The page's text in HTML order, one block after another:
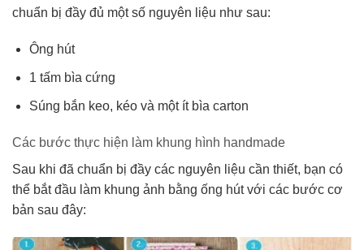
chuẩn bị đầy đủ một số nguyên liệu như sau:
Ông hút
1 tấm bìa cứng
Súng bắn keo, kéo và một ít bìa carton
Các bước thực hiện làm khung hình handmade
Sau khi đã chuẩn bị đầy các nguyên liệu cần thiết, bạn có
thể bắt đầu làm khung ảnh bằng ống hút với các bước cơ
bản sau đây: